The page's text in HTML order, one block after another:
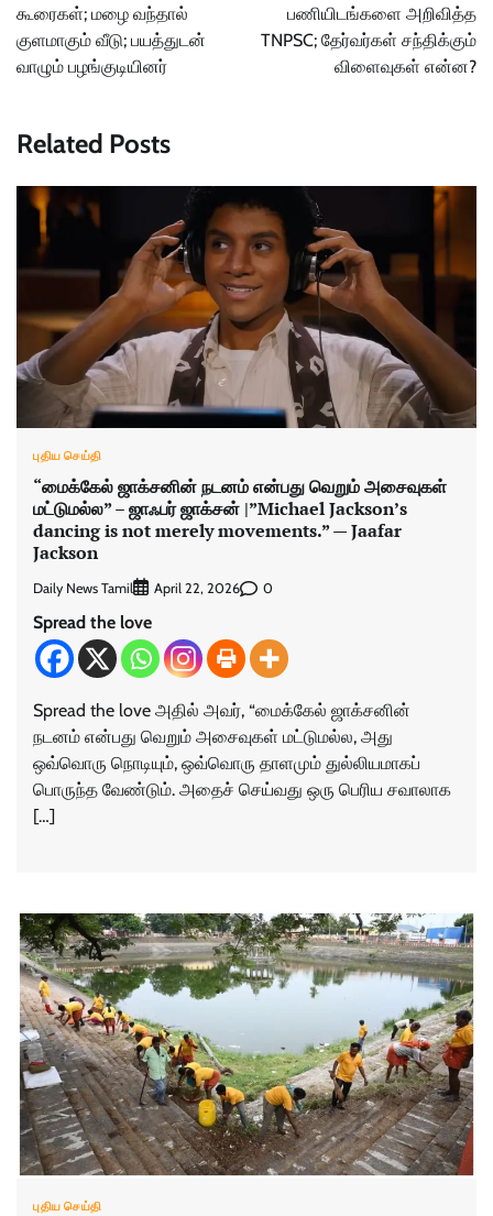
கூரைகள்; மழை வந்தால்
குளமாகும் வீடு; பயத்துடன்
வாழும் பழங்குடியினர்
பணியிடங்களை அறிவித்த
TNPSC; தேர்வர்கள் சந்திக்கும்
விளைவுகள் என்ன?
Related Posts
புதிய செய்தி
“மைக்கேல் ஜாக்சனின் நடனம் என்பது வெறும் அசைவுகள்
மட்டுமல்ல” – ஜாஃபர் ஜாக்சன் |”Michael Jackson’s
dancing is not merely movements.” — Jaafar
Jackson
Daily News Tamil April 22, 2026 0
Spread the love
Spread the love அதில் அவர், “மைக்கேல் ஜாக்சனின்
நடனம் என்பது வெறும் அசைவுகள் மட்டுமல்ல, அது
ஒவ்வொரு நொடியும், ஒவ்வொரு தாளமும் துல்லியமாகப்
பொருந்த வேண்டும். அதைச் செய்வது ஒரு பெரிய சவாலாக
[…]
புதிய செய்தி